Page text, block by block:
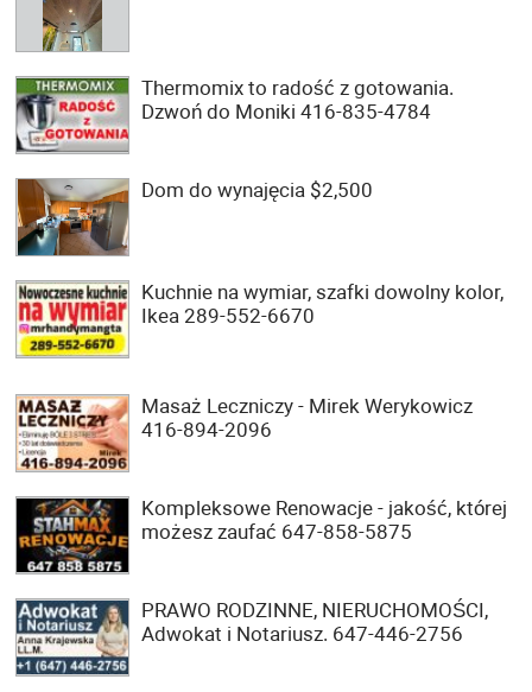
Thermomix to radość z gotowania.
Dzwoń do Moniki 416-835-4784
Dom do wynajęcia $2,500
Kuchnie na wymiar, szafki dowolny kolor,
Ikea 289-552-6670
Masaż Leczniczy - Mirek Werykowicz
416-894-2096
Kompleksowe Renowacje - jakość, której
możesz zaufać 647-858-5875
PRAWO RODZINNE, NIERUCHOMOŚCI,
Adwokat i Notariusz. 647-446-2756